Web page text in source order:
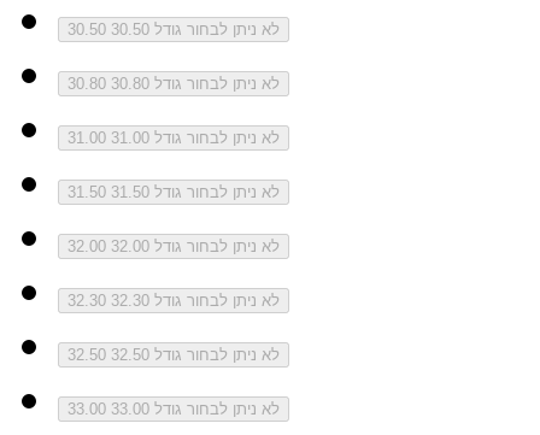
30.50 לא ניתן לבחור גודל 30.50
30.80 לא ניתן לבחור גודל 30.80
31.00 לא ניתן לבחור גודל 31.00
31.50 לא ניתן לבחור גודל 31.50
32.00 לא ניתן לבחור גודל 32.00
32.30 לא ניתן לבחור גודל 32.30
32.50 לא ניתן לבחור גודל 32.50
33.00 לא ניתן לבחור גודל 33.00